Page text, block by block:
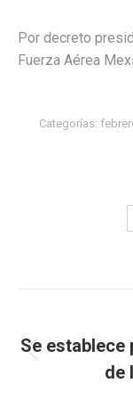
Por decreto
Fuerza Aérea
Categorías:
Se establece
de